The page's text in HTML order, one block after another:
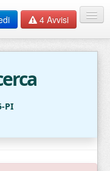
4 Avvisi
EN
PI